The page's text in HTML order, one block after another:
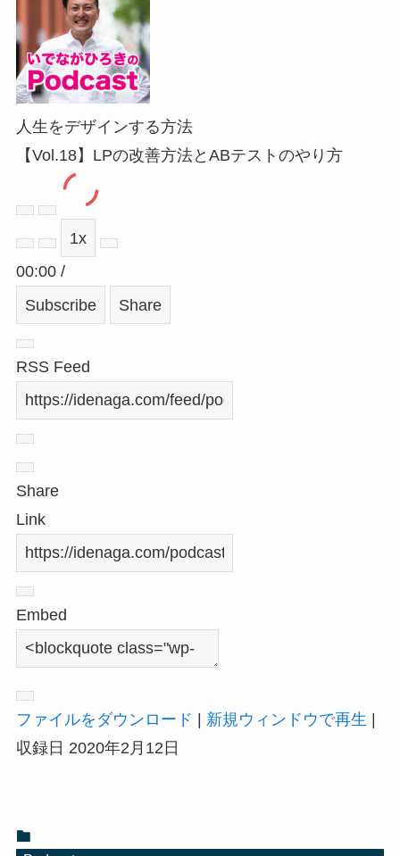
人生をデザインする方法
【Vol.18】LPの改善方法とABテストのやり方
Episode
Pause
Episode
1x
00:00 /
Subscribe
Share
RSS Feed
Share
Link
Embed
ファイルをダウンロード | 新規ウィンドウで再生 |
収録日 2020年2月12日